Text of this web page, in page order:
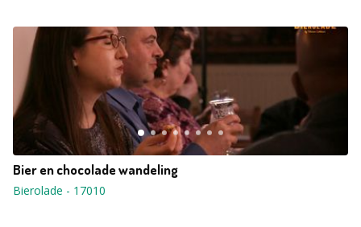
Bier en chocolade wandeling
Bierolade - 17010